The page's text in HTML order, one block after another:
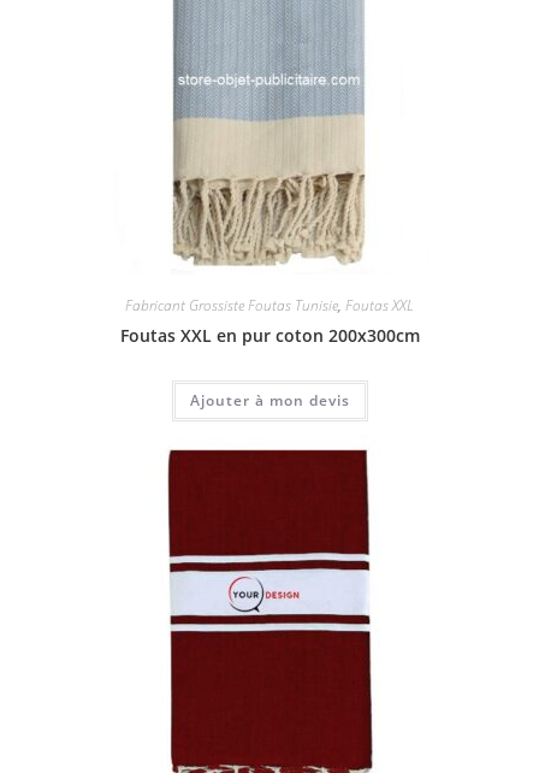
Fabricant Grossiste Foutas Tunisie, Foutas XXL
Foutas XXL en pur coton 200x300cm
Ajouter à mon devis